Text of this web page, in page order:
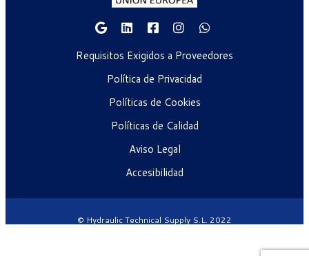
Requisitos Exigidos a Proveedores
Política de Privacidad
Políticas de Cookies
Políticas de Calidad
Aviso Legal
Accesibilidad
© Hydraulic Technical Supply S.L. 2022